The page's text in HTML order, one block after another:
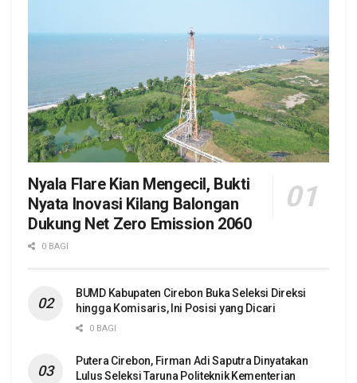
Nyala Flare Kian Mengecil, Bukti
Nyata Inovasi Kilang Balongan
Dukung Net Zero Emission 2060
0 BAGI
BUMD Kabupaten Cirebon Buka Seleksi Direksi
hingga Komisaris, Ini Posisi yang Dicari
0 BAGI
Putera Cirebon, Firman Adi Saputra Dinyatakan
Lulus Seleksi Taruna Politeknik Kementerian